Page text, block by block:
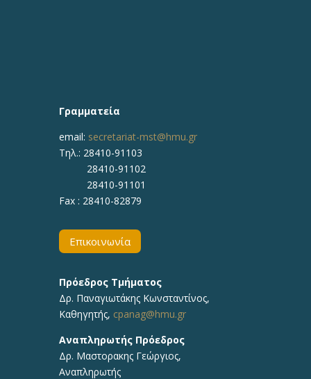
Γραμματεία
email: secretariat-mst@hmu.gr
Τηλ.: 28410-91103
28410-91102
28410-91101
Fax : 28410-82879
Επικοινωνία
Πρόεδρος Τμήματος
Δρ. Παναγιωτάκης Κωνσταντίνος,
Καθηγητής, cpanag@hmu.gr
Αναπληρωτής Πρόεδρος
Δρ. Μαστορακης Γεώργιος,
Αναπληρωτής